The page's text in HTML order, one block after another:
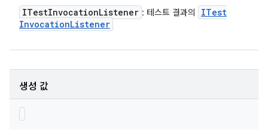
ITestInvocationListener : 테스트 결과의
ITest
InvocationListener
생성 값